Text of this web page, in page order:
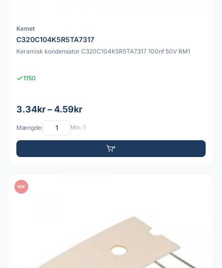
Kemet
C320C104K5R5TA7317
Keramisk kondensator C320C104K5R5TA7317 100nf 50V RM1
1150
3.34kr – 4.59kr
Mængde: Min: 1
PDF